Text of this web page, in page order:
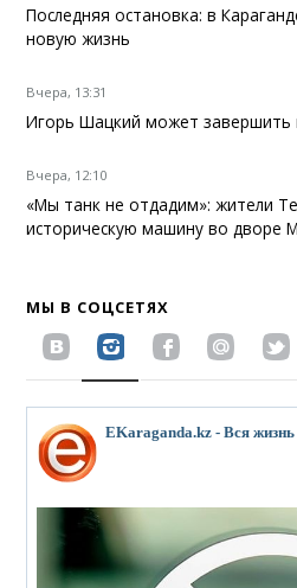
Последняя остановка: в
новую жизнь
Вчера, 13:31
Игорь Шацкий может завершить
Вчера, 12:10
«Мы танк не отдадим»: жители
историческую машину во дворе
МЫ В СОЦСЕТЯХ
EKaraganda.kz - Вся